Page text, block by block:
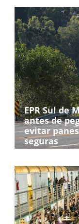
EPR Sul de
antes de
evitar
seguras